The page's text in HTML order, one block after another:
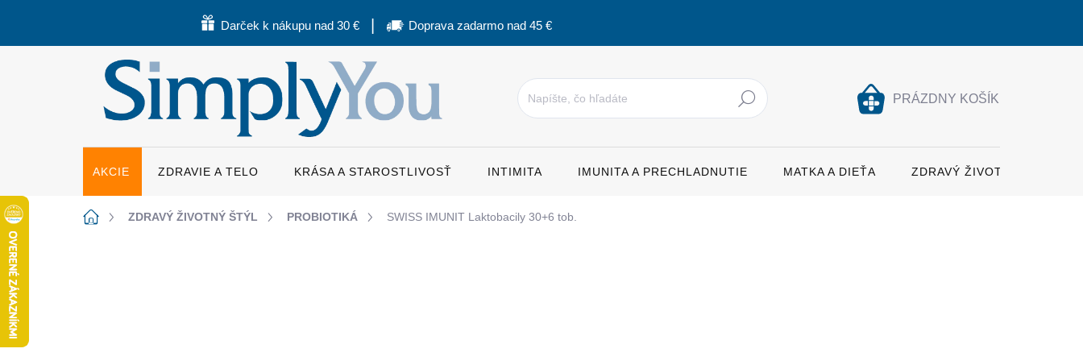
Darček k nákupu nad 30 € Doprava zadarmo nad 45 €
Hľadať
NÁKUPNÝ
PRÁZDNY KOŠÍK
AKCIE ZDRAVIE A TELO KRÁSA A STAROSTLIVOSŤ INTIMITA IMUNITA A PRECHLADNUTIE MATKA A DIEŤA ZDRAVÝ ŽIVOTNÝ ŠTÝL
DomovZDRAVÝ ŽIVOTNÝ ŠTÝL PROBIOTIKÁ SWISS IMUNIT Laktobacily 30+6 tob.